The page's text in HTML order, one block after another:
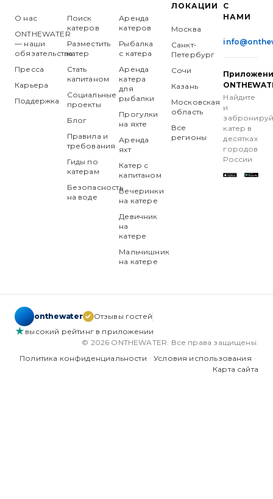
О нас
ONTHEWATER
— наши
обязательства
Пресса
Карьера
Поддержка
Поиск
катеров
Разместить
катер
Стать
капитаном
Социальные
проекты
Блог
Правила и
требования
Гиды по
катерам
Безопасность
на воде
Аренда
катеров
Рыбалка
с катера
Аренда
катера
для
рыбалки
Прогулки
на яхте
Аренда
яхт
Катер с
капитаном
Вечеринки
на катере
Девичник
на
катере
Мальчишник
на катере
ЛОКАЦИИ
Москва
Санкт-
Петербург
Сочи
Казань
Московская
область
Все
регионы
С
НАМИ
Найдите
и
катер в
десятках
городов
России
onthewater ✓ Отзывы гостей
★ высокий рейтинг в приложении
© 2026 ONTHEWATER. Все права защищены.
Политика конфиденциальности · Условия использования ·
Карта сайта